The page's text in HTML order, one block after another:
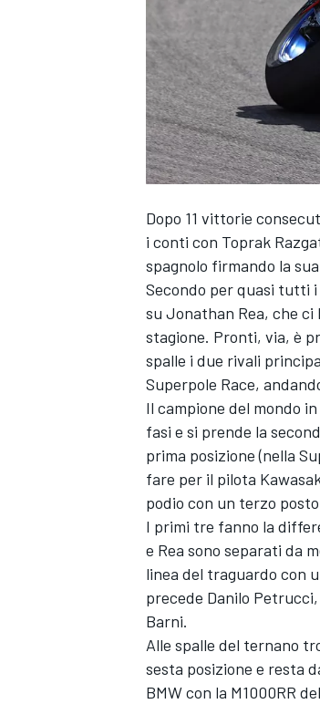
MONOPOSTO
Dopo 11 vittorie
i conti con Toprak
spagnolo firmando la
Secondo per quasi tutti
su Jonathan Rea, che
stagione. Pronti, via, è
spalle i due rivali
Superpole Race,
Il campione del mondo
fasi e si prende la
prima posizione (nella
fare per il pilota
podio con un terzo
I primi tre fanno la
e Rea sono separati da
linea del traguardo con
precede Danilo
Barni.
Alle spalle del ternano
sesta posizione e resta
BMW con la M1000RR